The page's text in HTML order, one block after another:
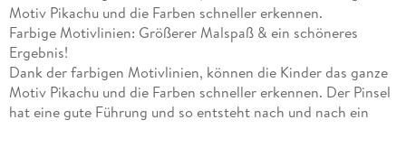
Motiv Pikachu und die Farben schneller erkennen.
Farbige Motivlinien: Größerer Malspaß & ein schöneres
Ergebnis!
Dank der farbigen Motivlinien, können die Kinder das ganze
Motiv Pikachu und die Farben schneller erkennen. Der Pinsel
hat eine gute Führung und so entsteht nach und nach ein